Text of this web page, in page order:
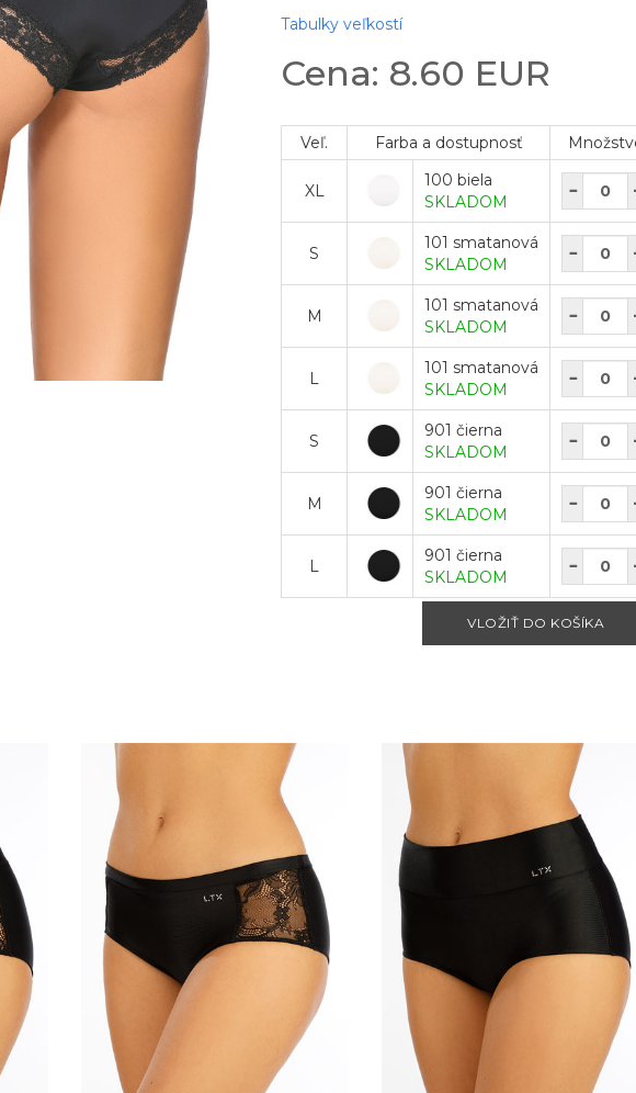
Tabulky veľkostí
Cena: 8.60 EUR
Veľ. Farba a dostupnosť
XL
100 biela
SKLADOM
S
101 smatanová
SKLADOM
M
101 smatanová
SKLADOM
L
101 smatanová
SKLADOM
S
901 čierna
SKLADOM
M
901 čierna
SKLADOM
L
901 čierna
SKLADOM